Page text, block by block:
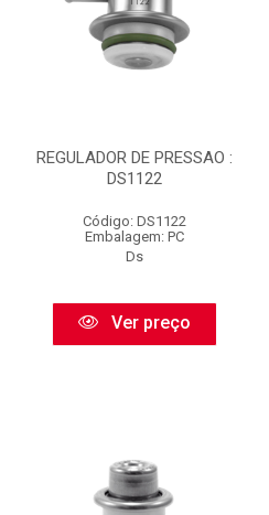
REGULADOR DE PRESSAO :
DS1122
Código: DS1122
Embalagem: PC
Ds
Ver preço